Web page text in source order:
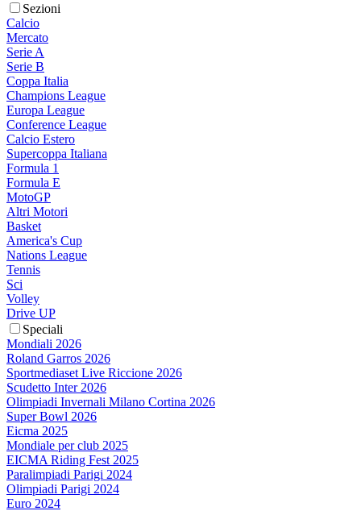
Sezioni
Calcio
Mercato
Serie A
Serie B
Coppa Italia
Champions League
Europa League
Conference League
Calcio Estero
Supercoppa Italiana
Formula 1
Formula E
MotoGP
Altri Motori
Basket
America's Cup
Nations League
Tennis
Sci
Volley
Drive UP
Speciali
Mondiali 2026
Roland Garros 2026
Sportmediaset Live Riccione 2026
Scudetto Inter 2026
Olimpiadi Invernali Milano Cortina 2026
Super Bowl 2026
Eicma 2025
Mondiale per club 2025
EICMA Riding Fest 2025
Paralimpiadi Parigi 2024
Olimpiadi Parigi 2024
Euro 2024